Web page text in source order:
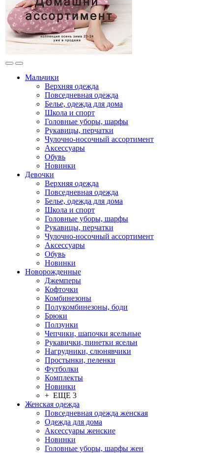
Мальчики
Верхняя одежда
Повседневная одежда
Белье, одежда для дома
Школа и спорт
Головные уборы, шарфы
Рукавицы, перчатки
Чулочно-носочный ассортимент
Аксессуары
Обувь
Новинки
Девочки
Верхняя одежда
Повседневная одежда
Белье, одежда для дома
Школа и спорт
Головные уборы, шарфы
Рукавицы, перчатки
Чулочно-носочный ассортимент
Аксессуары
Обувь
Новинки
Новорожденные
Джемперы
Кофточки
Комбинезоны
Полукомбинезоны, боди
Брюки
Ползунки
Чепчики, шапочки ясельные
Рукавички, пинетки ясельн
Нагрудники, слюнявчики
Простынки, пеленки
Футболки
Комплекты
Новинки
+ ЕЩЕ 3
Женская одежда
Повседневная одежда женская
Одежда для дома
Аксессуары женские
Новинки
Головные уборы, шарфы жен